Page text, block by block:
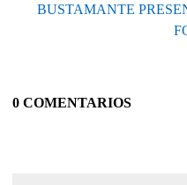
BUSTAMANTE
0 COMENTARIOS